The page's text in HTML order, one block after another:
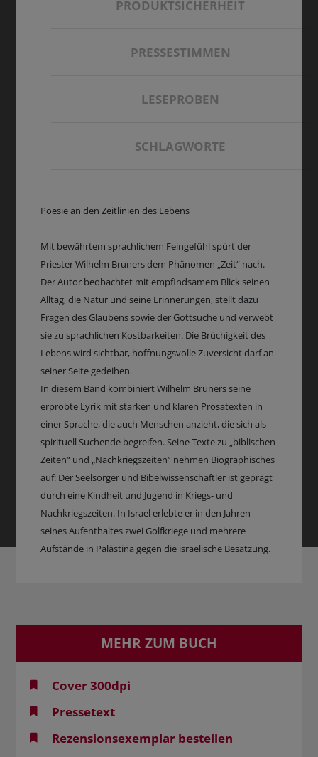
PRODUKTSICHERHEIT
PRESSESTIMMEN
LESEPROBEN
SCHLAGWORTE
Poesie an den Zeitlinien des Lebens
Mit bewährtem sprachlichem Feingefühl spürt der
Priester Wilhelm Bruners dem Phänomen „Zeit“ nach.
Der Autor beobachtet mit empfindsamem Blick seinen
Alltag, die Natur und seine Erinnerungen, stellt dazu
Fragen des Glaubens sowie der Gottsuche und verwebt
sie zu sprachlichen Kostbarkeiten. Die Brüchigkeit des
Lebens wird sichtbar, hoffnungsvolle Zuversicht darf an
seiner Seite gedeihen.
In diesem Band kombiniert Wilhelm Bruners seine
erprobte Lyrik mit starken und klaren Prosatexten in
einer Sprache, die auch Menschen anzieht, die sich als
spirituell Suchende begreifen. Seine Texte zu „biblischen
Zeiten“ und „Nachkriegszeiten“ nehmen Biographisches
auf: Der Seelsorger und Bibelwissenschaftler ist geprägt
durch eine Kindheit und Jugend in Kriegs- und
Nachkriegszeiten. In Israel erlebte er in den Jahren
seines Aufenthaltes zwei Golfkriege und mehrere
Aufstände in Palästina gegen die israelische Besatzung.
MEHR ZUM BUCH
Cover 300dpi
Pressetext
Rezensionsexemplar bestellen